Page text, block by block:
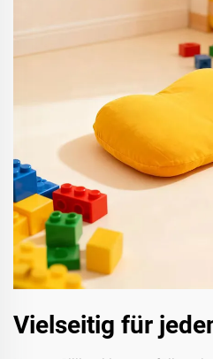
Vielseitig für